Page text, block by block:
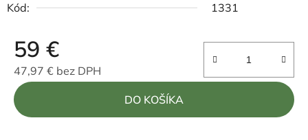
Kód:
1331
59 €
47,97 € bez DPH
Jednotková cena:
DO KOŠÍKA